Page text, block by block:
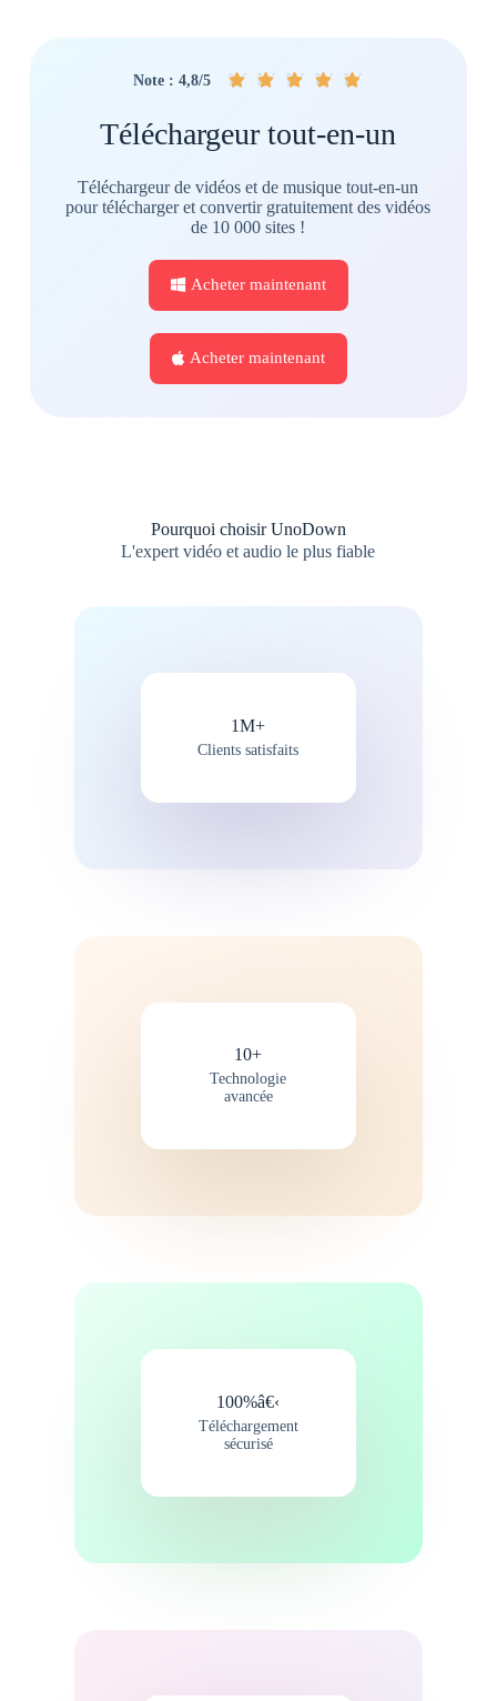
Note : 4,8/5 î¤´ î¤´ î¤´ î¤´ î¤´
Téléchargeur tout-en-un
Téléchargeur de vidéos et de musique tout-en-un
pour télécharger et convertir gratuitement des vidéos
de 10 000 sites !
Acheter maintenant
Acheter maintenant
Pourquoi choisir UnoDown
L'expert vidéo et audio le plus fiable
1M+
Clients satisfaits
10+
Technologie
avancée
100%â€‹
Téléchargement
sécurisé